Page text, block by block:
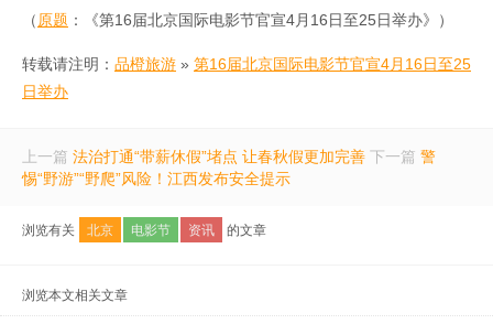
（原题 ：《第16届北京国际电影节官宣4月16日至25日举办》）
转载请注明： 品橙旅游 » 第16届北京国际电影节官宣4月16日至25
日举办
上一篇 法治打通“带薪休假”堵点 让春秋假更加完善 下一篇 警
惕“野游”“野爬”风险！江西发布安全提示
浏览有关 北京 电影节 资讯 的文章
浏览本文相关文章